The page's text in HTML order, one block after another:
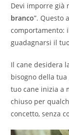
Devi imporre già
branco”. Questo
comportamento:
guadagnarsi il
Il cane desidera
bisogno della
tuo cane inizia a
chiuso per
concetto, senza